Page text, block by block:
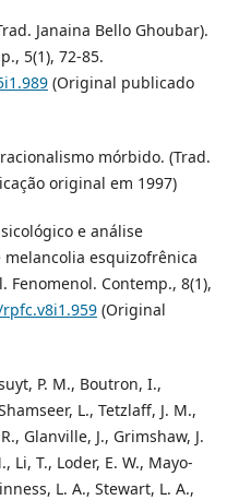
Janaina Bello Ghoubar).
5(1), 72-85.
(Original publicado
mórbido. (Trad.
original em 1997)
e análise
esquizofrênica
Fenomenol. Contemp., 8(1),
(Original
P. M., Boutron, I.,
L., Tetzlaff, J. M.,
Glanville, J., Grimshaw, J.
Li, T., Loder, E. W., Mayo-
L. A., Stewart, L. A.,